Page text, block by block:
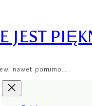
JEST
nawet pomimo…